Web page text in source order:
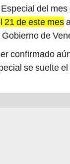
del
21 de este mes
de
confirmado
se suelte el